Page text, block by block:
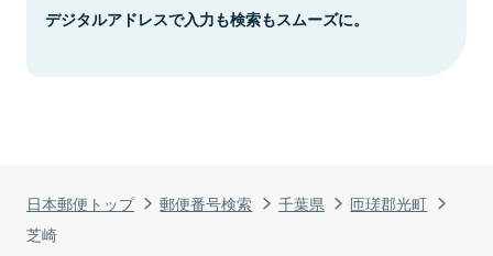
日本郵便トップ 郵便番号検索 千葉県
匝瑳郡光町
芝崎
デジタルアドレスで入力も検索もスムーズに。